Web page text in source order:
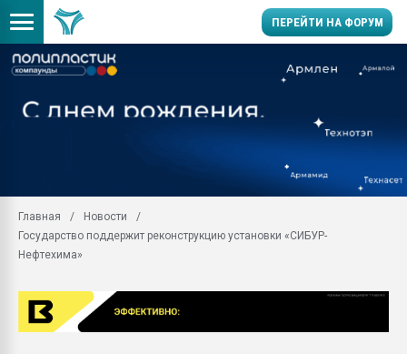
ПЕРЕЙТИ НА ФОРУМ
заводу пластмасс"
первый план в
Главная
Новости
Государство поддержит реконструкцию установки «СИБУР-
Нефтехима»